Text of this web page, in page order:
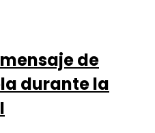
de
durante la